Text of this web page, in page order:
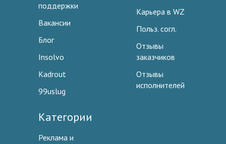
поддержки
Вакансии
Блог
Insolvo
Kadrout
99uslug
Карьера в WZ
Польз. согл.
Отзывы
заказчиков
Отзывы
исполнителей
Категории
Реклама и